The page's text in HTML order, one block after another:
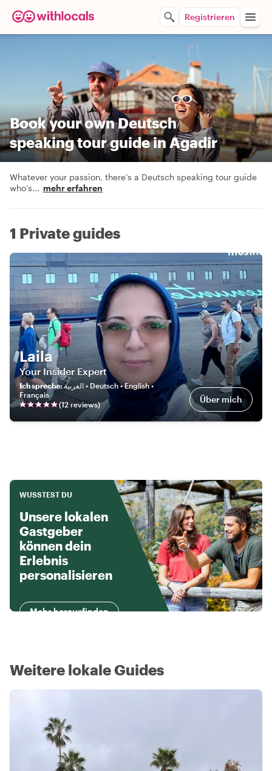
Registrieren
Book your own Deutsch
speaking tour guide in Agadir
Whatever your passion, there’s a Deutsch speaking tour guide
who’s... mehr erfahren
1 Private guides
Laila
Your Insider Expert
Ich spreche:العربية • Deutsch • English •
Français
(12 reviews) Über mich
WUSSTEST DU
Unsere lokalen
Gastgeber
können dein
Erlebnis
personalisieren
Mehr herausfinden
Weitere lokale Guides